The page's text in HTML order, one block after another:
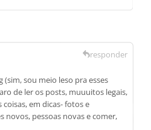
sou meio leso pra esses
de ler os posts, muuuitos legais,
em dicas- fotos e
novos, pessoas novas e comer,
responder